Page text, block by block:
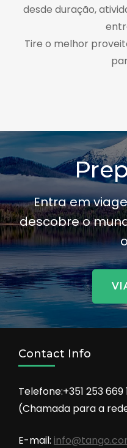
desde duração,
Tire o melhor
Entra em
descobre o
Contact Info
Telefone:+351 253 669
(Chamada para a
E-mail: